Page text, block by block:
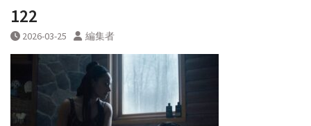
122
2026-03-25 編集者